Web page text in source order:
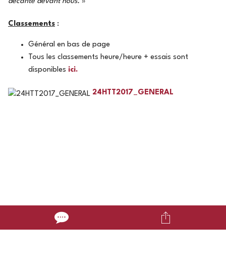
Classements :
Général en bas de page
Tous les classements heure/heure + essais sont
disponibles ici.
24HTT2017_GENERAL